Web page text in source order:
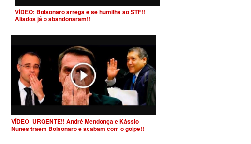
VÍDEO: Bolsonaro arrega e se humilha ao STF!!
Aliados já o abandonaram!!
VÍDEO: URGENTE!! André Mendonça e Kássio
Nunes traem Bolsonaro e acabam com o golpe!!